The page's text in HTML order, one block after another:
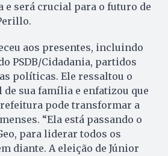
e será crucial para o futuro de
aos presentes, incluindo
PSDB/Cidadania, partidos
políticas. Ele ressaltou o
sua família e enfatizou que
pode transformar a
“Ela está passando o
para liderar todos os
diante. A eleição de Júnior